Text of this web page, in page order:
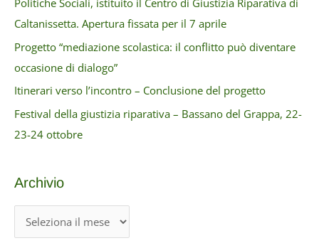
Politiche Sociali, istituito il Centro di Giustizia Riparativa di
Caltanissetta. Apertura fissata per il 7 aprile
Progetto “mediazione scolastica: il conflitto può diventare
occasione di dialogo”
Itinerari verso l’incontro – Conclusione del progetto
Festival della giustizia riparativa – Bassano del Grappa, 22-
23-24 ottobre
Archivio
r